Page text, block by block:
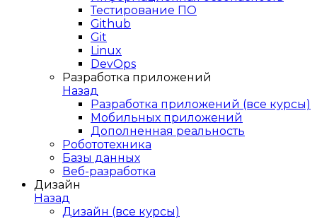
Тестирование ПО
Github
Git
Linux
DevOps
Разработка приложений
Назад
Разработка приложений (все курсы)
Мобильных приложений
Дополненная реальность
Робототехника
Базы данных
Веб-разработка
Дизайн
Назад
Дизайн (все курсы)